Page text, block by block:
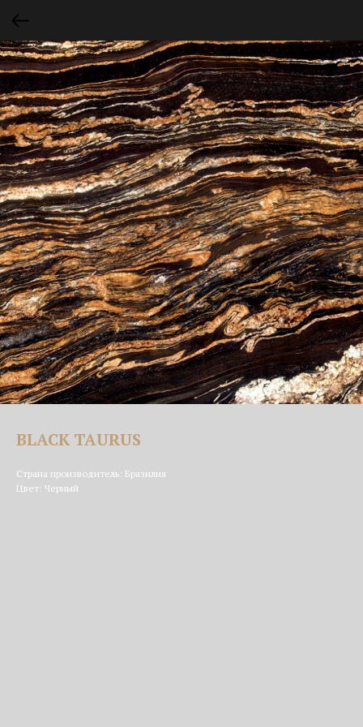
BLACK TAURUS
Страна производитель: Бразилия
Цвет: Черный